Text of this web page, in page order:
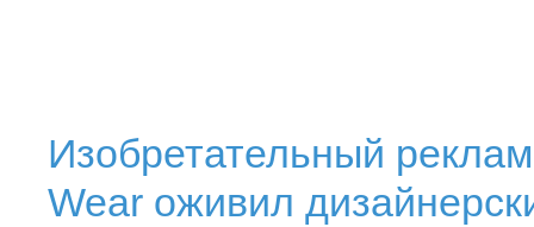
Изобретательный
Wear оживил